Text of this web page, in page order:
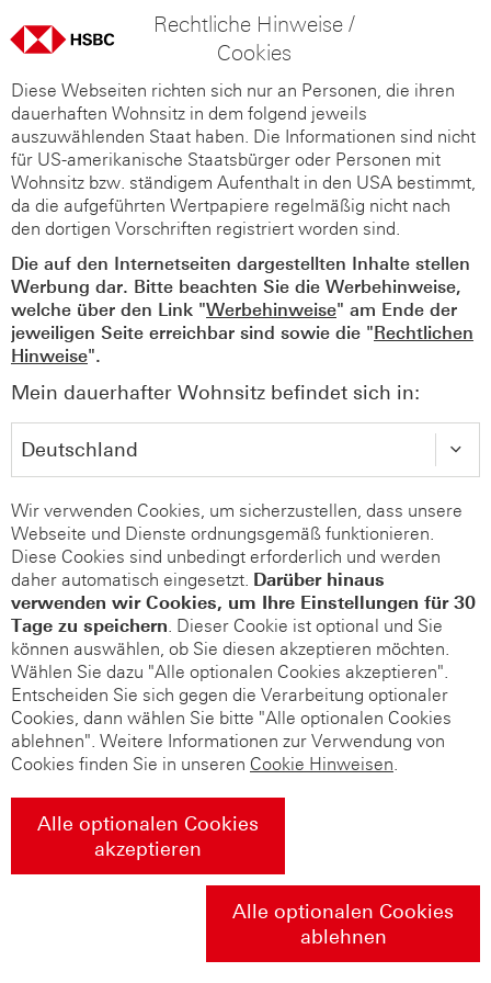
Rechtliche Hinweise /
Cookies
Diese Webseiten richten sich nur an Personen, die ihren
dauerhaften Wohnsitz in dem folgend jeweils
auszuwählenden Staat haben. Die Informationen sind nicht
für US-amerikanische Staatsbürger oder Personen mit
Wohnsitz bzw. ständigem Aufenthalt in den USA bestimmt,
da die aufgeführten Wertpapiere regelmäßig nicht nach
den dortigen Vorschriften registriert worden sind.
Die auf den Internetseiten dargestellten Inhalte stellen
Werbung dar. Bitte beachten Sie die Werbehinweise,
welche über den Link "Werbehinweise" am Ende der
jeweiligen Seite erreichbar sind sowie die "Rechtlichen
Hinweise".
Mein dauerhafter Wohnsitz befindet sich in:
Wir verwenden Cookies, um sicherzustellen, dass unsere
Webseite und Dienste ordnungsgemäß funktionieren.
Diese Cookies sind unbedingt erforderlich und werden
daher automatisch eingesetzt. Darüber hinaus
verwenden wir Cookies, um Ihre Einstellungen für 30
Tage zu speichern. Dieser Cookie ist optional und Sie
können auswählen, ob Sie diesen akzeptieren möchten.
Wählen Sie dazu "Alle optionalen Cookies akzeptieren".
Entscheiden Sie sich gegen die Verarbeitung optionaler
Cookies, dann wählen Sie bitte "Alle optionalen Cookies
ablehnen". Weitere Informationen zur Verwendung von
Cookies finden Sie in unseren Cookie Hinweisen.
Alle optionalen Cookies
akzeptieren
Alle optionalen Cookies
ablehnen